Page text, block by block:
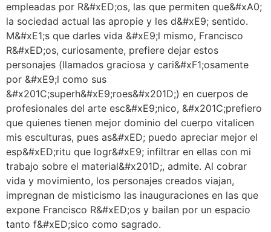
empleadas por R&#xED;os, las que permiten que&#xA0;
la sociedad actual las apropie y les d&#xE9; sentido.
M&#xE1;s que darles vida &#xE9;l mismo, Francisco
R&#xED;os, curiosamente, prefiere dejar estos
personajes (llamados graciosa y cari&#xF1;osamente
por &#xE9;l como sus
&#x201C;superh&#xE9;roes&#x201D;) en cuerpos de
profesionales del arte esc&#xE9;nico, &#x201C;prefiero
que quienes tienen mejor dominio del cuerpo vitalicen
mis esculturas, pues as&#xED; puedo apreciar mejor el
esp&#xED;ritu que logr&#xE9; infiltrar en ellas con mi
trabajo sobre el material&#x201D;, admite. Al cobrar
vida y movimiento, los personajes creados viajan,
impregnan de misticismo las inauguraciones en las que
expone Francisco R&#xED;os y bailan por un espacio
tanto f&#xED;sico como sagrado.